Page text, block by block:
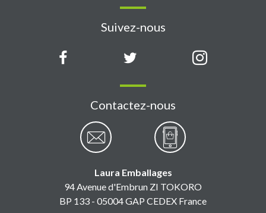
Suivez-nous
Contactez-nous
Laura Emballages
94 Avenue d'Embrun ZI TOKORO
BP 133 - 05004 GAP CEDEX France